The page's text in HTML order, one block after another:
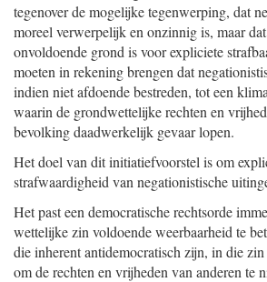
tegenover de mogelijke tegenwerping, dat
moreel verwerpelijk en onzinnig is, maar
onvoldoende grond is voor expliciete
moeten in rekening brengen dat
indien niet afdoende bestreden, tot een
waarin de grondwettelijke rechten en
bevolking daadwerkelijk gevaar lopen.
Het doel van dit initiatiefvoorstel is om
strafwaardigheid van negationistische
Het past een democratische rechtsorde
wettelijke zin voldoende weerbaarheid te
die inherent antidemocratisch zijn, in die
om de rechten en vrijheden van anderen te